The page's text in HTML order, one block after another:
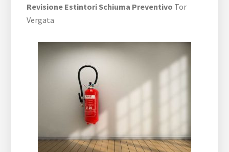
Revisione Estintori Schiuma Preventivo Tor
Vergata